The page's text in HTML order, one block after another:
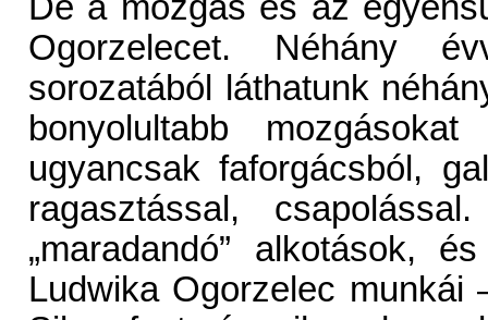
Ogorzelecet. Néhány
sorozatából láthatunk
bonyolultabb
ugyancsak faforgácsból,
ragasztással,
„maradandó” alkotások,
Ludwika Ogorzelec